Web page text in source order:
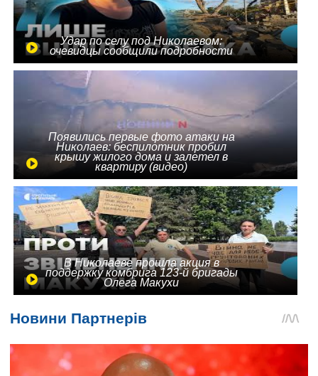
Удар по селу под Николаевом:
очевидцы сообщили подробности
Появились первые фото атаки на
Николаев: беспилотник пробил
крышу жилого дома и залетел в
квартиру (видео)
В Николаеве прошла акция в
поддержку комбрига 123-й бригады
Олега Макухи